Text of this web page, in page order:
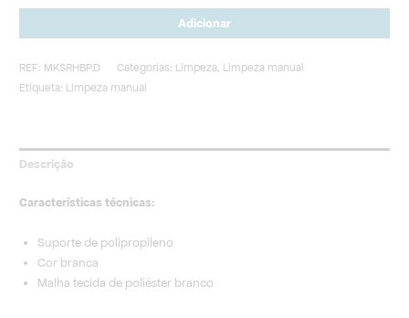
Adicionar
REF: MKSRHBP.D Categorias: Limpeza, Limpeza manual
Etiqueta: Limpeza manual
Descrição
Características técnicas:
Suporte de polipropileno
Cor branca
Malha tecida de poliéster branco